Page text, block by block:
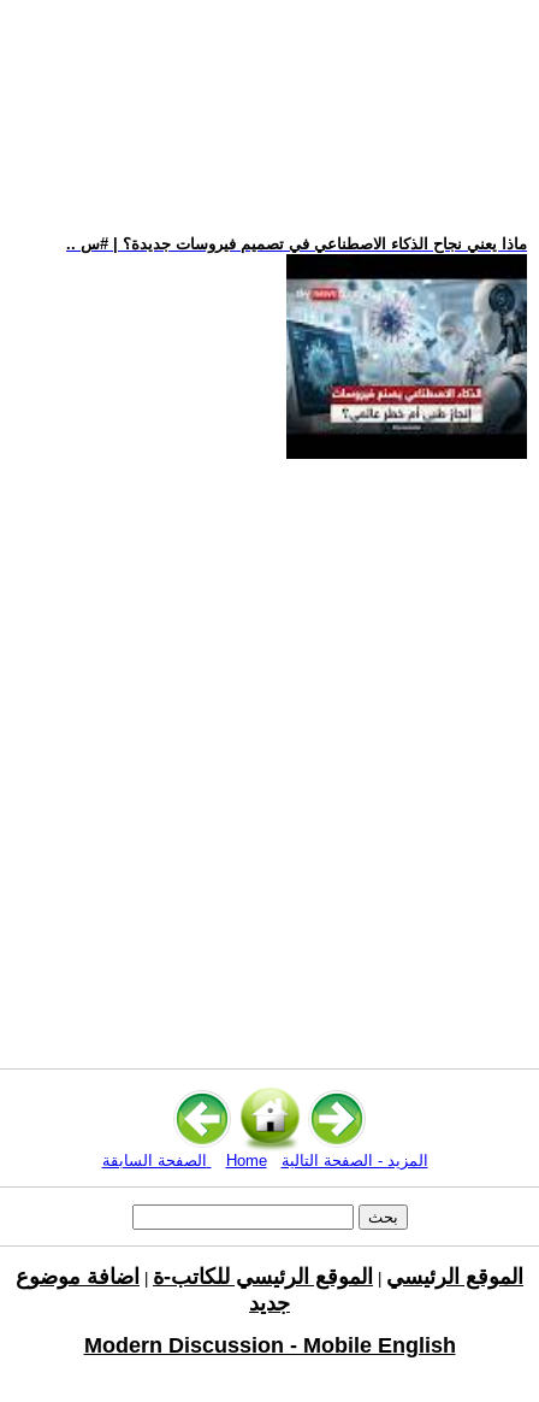
.. ماذا يعني نجاح الذكاء الاصطناعي في تصميم فيروسات جديدة؟ | #س
Home المزيد - الصفحة التالية
الموقع الرئيسي الموقع الرئيسي للكاتب-ة
اضافة موضوع
جديد
Modern Discussion - Mobile English